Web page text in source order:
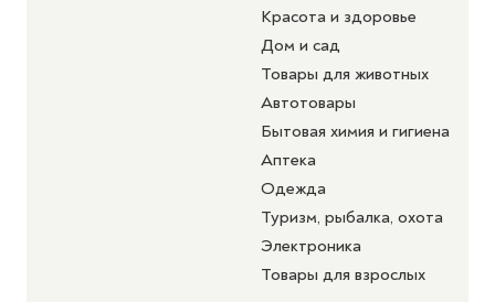
Красота и здоровье
Дом и сад
Товары для животных
Автотовары
Бытовая химия и гигиена
Аптека
Одежда
Туризм, рыбалка, охота
Электроника
Товары для взрослых